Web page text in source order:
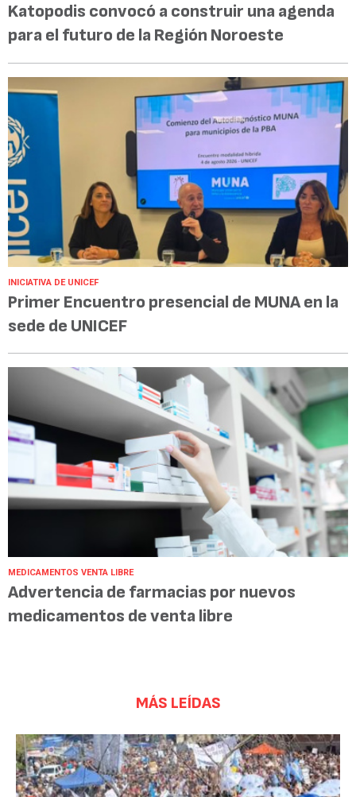
Katopodis convocó a construir una agenda
para el futuro de la Región Noroeste
INICIATIVA DE UNICEF
Primer Encuentro presencial de MUNA en la
sede de UNICEF
MEDICAMENTOS VENTA LIBRE
Advertencia de farmacias por nuevos
medicamentos de venta libre
MÁS LEÍDAS